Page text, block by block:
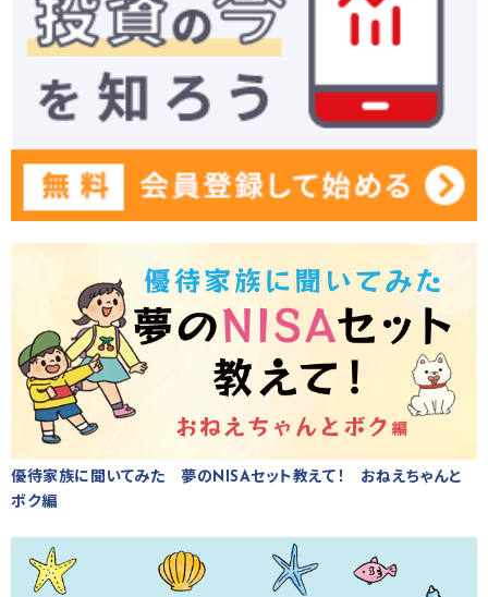
優待家族に聞いてみた 夢のNISAセット教えて！ おねえちゃんと
ボク編